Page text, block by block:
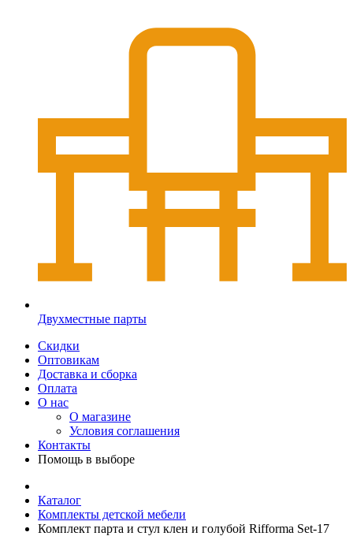
Двухместные парты
Скидки
Оптовикам
Доставка и сборка
Оплата
О нас
О магазине
Условия соглашения
Контакты
Помощь в выборе
Каталог
Комплекты детской мебели
Комплект парта и стул клен и голубой Rifforma Set-17